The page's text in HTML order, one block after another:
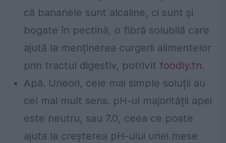
că bananele sunt alcaline, ci sunt și
bogate în pectină, o fibră solubilă care
ajută la menținerea curgerii alimentelor
prin tractul digestiv, potrivit foodly.tn.
Apă. Uneori, cele mai simple soluții au
cel mai mult sens. pH-ul majorității apei
este neutru, sau 7.0, ceea ce poate
ajuta la creșterea pH-ului unei mese